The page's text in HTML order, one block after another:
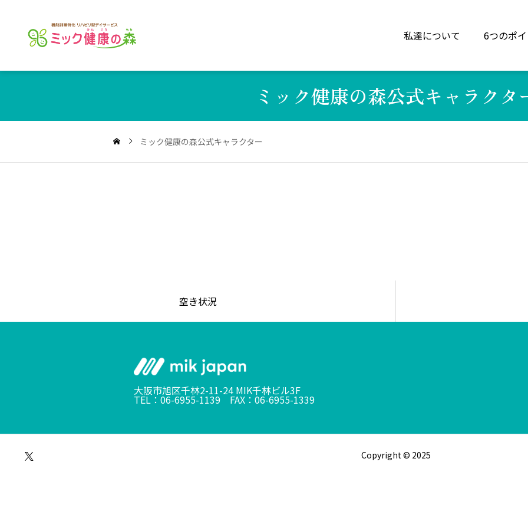
私達について 6つのポ
ミック健康の森公式キャラクタ
ミック健康の森公式キャラクター
空き状況
大阪市旭区千林2-11-24 MIK千林ビル3F
TEL：06-6955-1139 FAX：06-6955-1339
Copyright © 2025